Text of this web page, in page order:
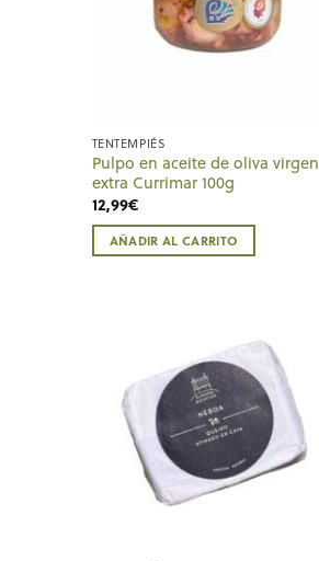
TENTEMPIÉS
Pulpo en aceite de oliva virgen
extra Currimar 100g
12,99€
AÑADIR AL CARRITO